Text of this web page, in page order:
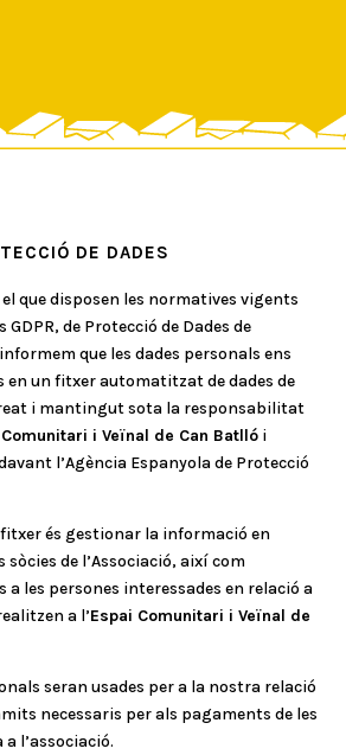
DE DADES
que disposen les normatives vigents
de Protecció de Dades de
que les dades personals ens
en un fitxer automatitzat de dades de
i mantingut sota la responsabilitat
i Veïnal de Can Batlló i
l’Agència Espanyola de Protecció
és gestionar la informació en
sòcies de l’Associació, així com
les persones interessades en relació a
a l’Espai Comunitari i Veïnal de
seran usades per a la nostra relació
necessaris per als pagaments de les
l’associació.